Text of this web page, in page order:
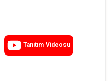
Tanıtım Videosu